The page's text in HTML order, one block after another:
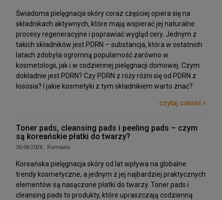
Świadoma pielęgnacja skóry coraz częściej opiera się na
składnikach aktywnych, które mają wspierać jej naturalne
procesy regeneracyjne i poprawiać wygląd cery. Jednym z
takich składników jest PDRN – substancja, która w ostatnich
latach zdobyła ogromną popularność zarówno w
kosmetologii, jak i w codziennej pielęgnacji domowej. Czym
dokładnie jest PDRN? Czy PDRN z róży różni się od PDRN z
łososia? I jakie kosmetyki z tym składnikiem warto znać?
czytaj całość »
Toner pads, cleansing pads i peeling pads – czym
są koreańskie płatki do twarzy?
30-06-2026 , Rumiano
Koreańska pielęgnacja skóry od lat wpływa na globalne
trendy kosmetyczne, a jednym z jej najbardziej praktycznych
elementów są nasączone płatki do twarzy. Toner pads i
cleansing pads to produkty, które upraszczają codzienną